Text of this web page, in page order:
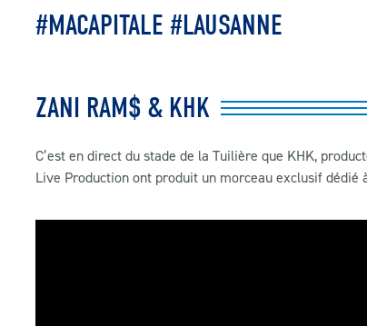
#MACAPITALE #LAUSANNE
ZANI RAM$ & KHK
C’est en direct du stade de la Tuilière que KHK,
Live Production ont produit un morceau exclusif dédié